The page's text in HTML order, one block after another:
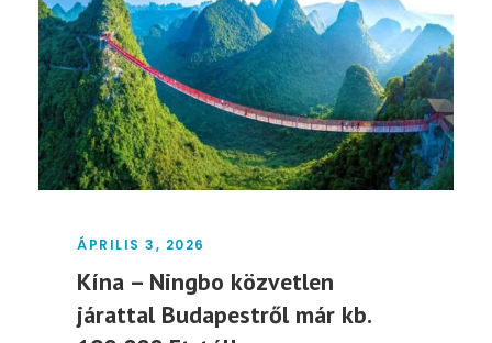
ÁPRILIS 3, 2026
Kína – Ningbo közvetlen
járattal Budapestről már kb.